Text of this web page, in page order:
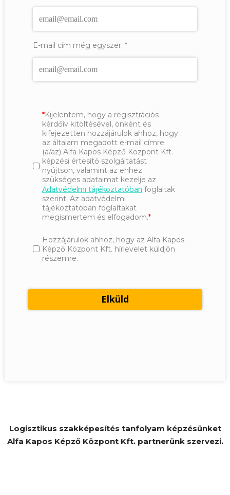
E-mail cím még egyszer: *
Kijelentem, hogy a regisztrációs
kérdőív kitöltésével, önként és
kifejezetten hozzájárulok ahhoz, hogy
az általam megadott e-mail címre
(a/az) Alfa Kapos Képző Központ Kft.
képzési értesítő szolgáltatást
nyújtson, valamint az ehhez
szükséges adataimat kezelje az
Adatvédelmi tájékoztatóban foglaltak
szerint. Az adatvédelmi
tájékoztatóban foglaltakat
megismertem és elfogadom.
Hozzájárulok ahhoz, hogy az Alfa Kapos
Képző Központ Kft. hírlevelet küldjön
részemre.
Logisztikus szakképesítés tanfolyam képzésünket
Alfa Kapos Képző Központ Kft. partnerünk szervezi.